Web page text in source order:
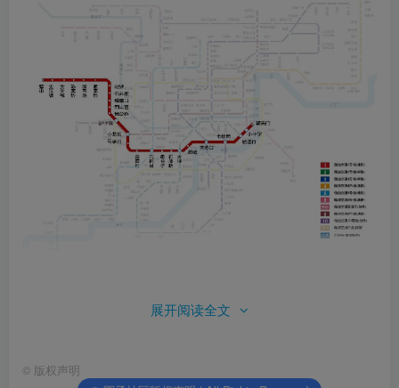
重庆地铁、交通
展开阅读全文
© 版权声明